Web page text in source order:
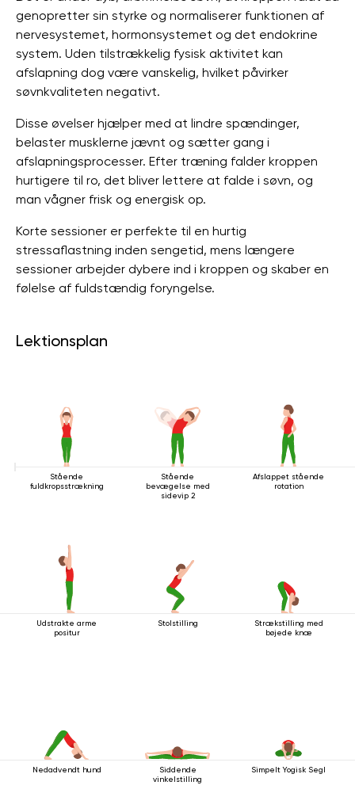
genopretter sin styrke og normaliserer funktionen af ​​
nervesystemet, hormonsystemet og det endokrine
system. Uden tilstrækkelig fysisk aktivitet kan
afslapning dog være vanskelig, hvilket påvirker
søvnkvaliteten negativt.
Disse øvelser hjælper med at lindre spændinger,
belaster musklerne jævnt og sætter gang i
afslapningsprocesser. Efter træning falder kroppen
hurtigere til ro, det bliver lettere at falde i søvn, og
man vågner frisk og energisk op.
Korte sessioner er perfekte til en hurtig
stressaflastning inden sengetid, mens længere
sessioner arbejder dybere ind i kroppen og skaber en
følelse af fuldstændig foryngelse.
Lektionsplan
Stående
fuldkropsstrækning
Stående
bevægelse med
sidevip 2
Afslappet stående
rotation
Udstrakte arme
positur
Stolstilling
Strækstilling med
bøjede knæ
Nedadvendt hund
Siddende
vinkelstilling
Simpelt Yogisk Segl